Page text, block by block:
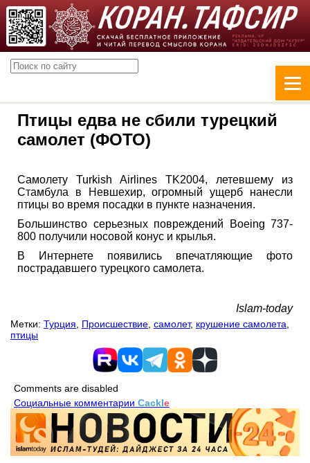
Птицы едва не сбили турецкий
самолет (ФОТО)
Самолету Turkish Airlines TK2004, летевшему из
Стамбула в Невшехир, огромный ущерб нанесли
птицы во время посадки в пункте назначения.
Большинство серьезных повреждений Boeing 737-
800 получили носовой конус и крылья.
В Интернете появились впечатляющие фото
пострадавшего турецкого самолета.
Islam-today
Метки: Турция Происшествие самолет, крушение самолета
птицы
Comments are disabled
Социальные комментарии Cackle